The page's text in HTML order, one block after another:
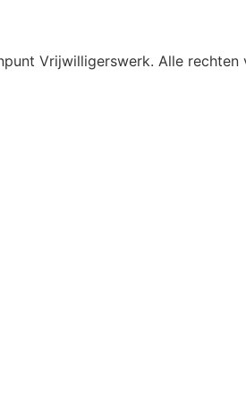
Vrijwilligerswerk. Alle rechten